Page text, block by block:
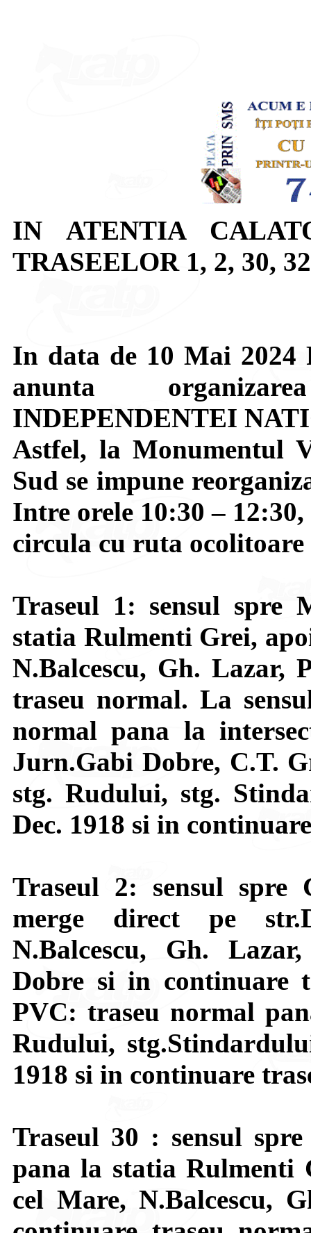
IN ATENTIA
TRASEELOR 1, 2, 30,
In data de 10 Mai
anunta
INDEPENDENTEI
Astfel, la Monumentul
Sud se impune
Intre orele 10:30 –
circula cu ruta
Traseul 1: sensul spre
statia Rulmenti Grei,
N.Balcescu, Gh. Lazar,
traseu normal. La
normal pana la
Jurn.Gabi Dobre, C.T.
stg. Rudului, stg.
Dec. 1918 si in
Traseul 2: sensul spre
merge direct pe
N.Balcescu, Gh.
Dobre si in continuare
PVC: traseu normal
Rudului,
1918 si in continuare
Traseul 30 : sensul
pana la statia Rulmenti
cel Mare, N.Balcescu,